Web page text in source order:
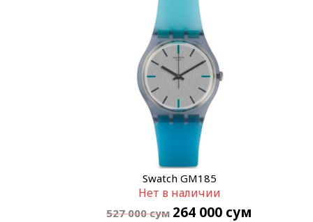
Swatch GM185
Нет в наличии
527 000сум 264 000 сум